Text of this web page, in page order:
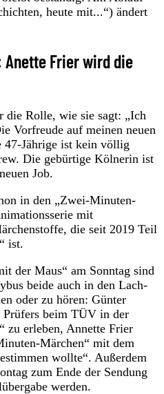
heute mit...“) ändert
Anette Frier wird die
die Rolle, wie sie sagt: „Ich
Vorfreude auf meinen neuen
47-Jährige ist kein völlig
Die gebürtige Kölnerin ist
Job.
in den „Zwei-Minuten-
mit
die seit 2019 Teil
ist.
der Maus“ am Sonntag sind
beide auch in den Lach-
oder zu hören: Günter
beim TÜV in der
zu erleben, Annette Frier
Märchen“ mit dem
wollte“. Außerdem
zum Ende der Sendung
werden.